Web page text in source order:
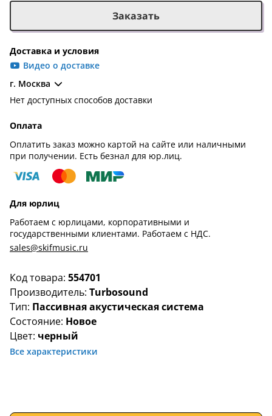
Код товара: 554701
Производитель: Turbosound
Тип: Пассивная акустическая система
Состояние: Новое
Цвет: черный
Все характеристики
Заказать
Доставка и условия
Видео о доставке
г. Москва
Нет доступных способов доставки
Оплата
Оплатить заказ можно картой на сайте или наличными
при получении. Есть безнал для юр.лиц.
Для юрлиц
Работаем с юрлицами, корпоративными и
государственными клиентами. Работаем с НДС.
sales@skifmusic.ru